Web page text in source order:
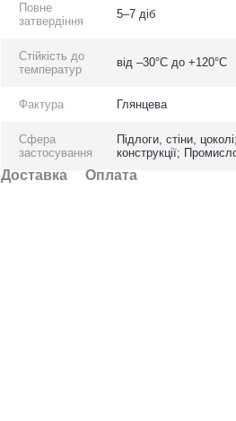
Повне
затвердіння
5–7 діб
Стійкість до
температур
від –30°C до +120°C
Фактура Глянцева
Сфера
застосування
Підлоги, стіни,
конструкції;
Доставка Оплата